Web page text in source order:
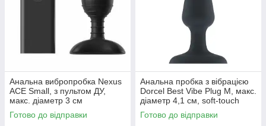
Анальна вибропробка Nexus
ACE Small, з пультом ДУ,
макс. діаметр 3 см
777Store.com.ua
Готово до відправки
Анальна пробка з вібрацією
Dorcel Best Vibe Plug M, макс.
діаметр 4,1 см, soft-touch
силікон 777Store.com.ua
Готово до відправки